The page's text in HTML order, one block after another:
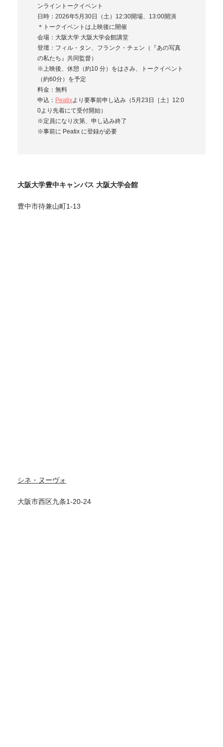
ンライントークイベント
日時：2026年5月30日（土）12:30開場、13:00開演
＊トークイベントは上映後に開催
会場：大阪大学 大阪大学会館講堂
登壇：フィル・タン、フランク・チェン（『あの写真
の私たち』共同監督）
※上映後、休憩（約10 分）をはさみ、トークイベント
（約60分）を予定
料金：無料
申込： Peatixより要事前申し込み（5月23日［土］12:0
0より先着にて受付開始）
※定員になり次第、申し込み終了
※事前に Peatix に登録が必要
大阪大学豊中キャンパス 大阪大学会館
豊中市待兼山町1-13
シネ・ヌーヴォ
大阪市西区九条1-20-24